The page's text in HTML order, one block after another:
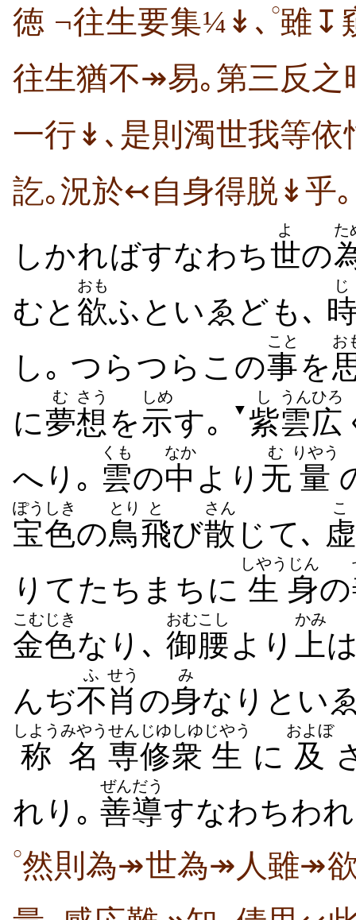
徳 ¬往生要集¼↡､ ○雖↧
往生猶不↠易｡第三反
一行↡､是則濁世我等
訖｡況於↢自身得脱↡乎｡
しかればすなわち世
よ
の
た
むと 欲
おも
ふといゑども､
し｡ つらつらこの事
こと
を
お
に夢
む
想
さう
を示
しめ
す｡ ▼ 紫
し
雲
うん
広
ひろ
へり｡ 雲
くも
の中
なか
より 无
む
量
りやう
宝
ぽう
色
しき
の鳥
とり
飛
と
び散
さん
じて､
りてたちまちに 生
しやう
身
じん
の
金色
こむじき
なり､ 御腰
おむこし
より 上
かみ
んぢ不
ふ
肖
せう
の身
み
なりとい
称名
しようみやう
専修
せんじゆ
衆
しゆ
生
じやう
に 及
およぼ
れり｡ 善導
ぜんだう
すなわちわ
○然則為↠世為↠人雖↠